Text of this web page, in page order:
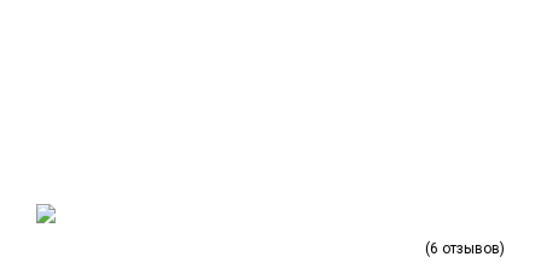
(6 отзывов)